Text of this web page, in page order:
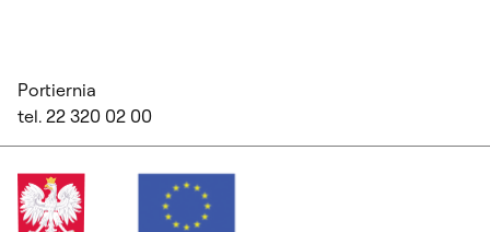
Portiernia
tel. 22 320 02 00